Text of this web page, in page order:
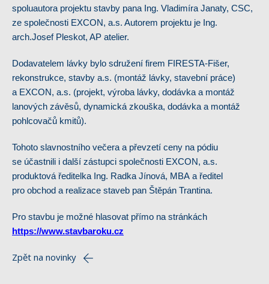
spoluautora projektu stavby pana Ing. Vladimíra Janaty, CSC,
ze společnosti EXCON, a.s. Autorem projektu je Ing.
arch.Josef Pleskot, AP atelier.
Dodavatelem lávky bylo sdružení firem FIRESTA-Fišer,
rekonstrukce, stavby a.s. (montáž lávky, stavební práce)
a EXCON, a.s. (projekt, výroba lávky, dodávka a montáž
lanových závěsů, dynamická zkouška, dodávka a montáž
pohlcovačů kmitů).
Tohoto slavnostního večera a převzetí ceny na pódiu
se účastnili i další zástupci společnosti EXCON, a.s.
produktová ředitelka Ing. Radka Jínová, MBA a ředitel
pro obchod a realizace staveb pan Štěpán Trantina.
Pro stavbu je možné hlasovat přímo na stránkách
https://www.stavbaroku.cz
Zpět na novinky